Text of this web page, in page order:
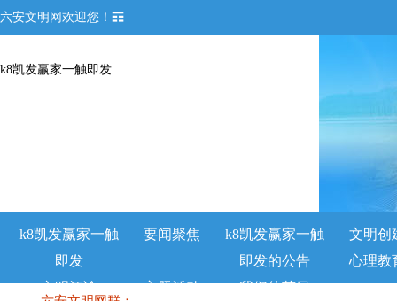
六安文明网欢迎您！☶
k8凯发赢家一触即发
k8凯发赢家一触
即发
要闻聚焦
k8凯发赢家一触
即发的公告
文明创
心理教
文明评论
主题活动 我们的节日